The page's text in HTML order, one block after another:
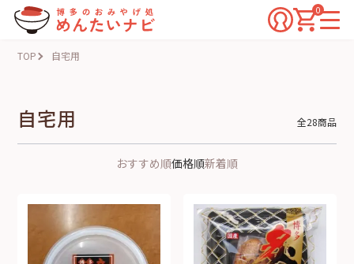
0
TOP 自宅用
自宅用 全28商品
おすすめ順価格順新着順